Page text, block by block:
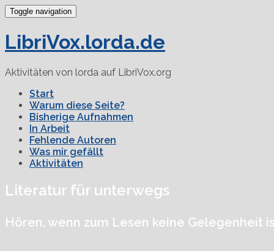
Toggle navigation
LibriVox.lorda.de
Aktivitäten von lorda auf LibriVox.org
Start
Warum diese Seite?
Bisherige Aufnahmen
In Arbeit
Fehlende Autoren
Was mir gefällt
Aktivitäten
Literatur für unterwegs
Hören, wenn zum Lesen keine Gelegenheit